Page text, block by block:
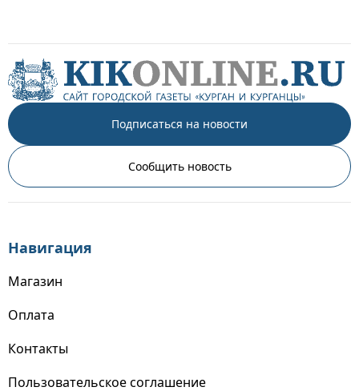
Подписаться на новости
Сообщить новость
Навигация
Магазин
Оплата
Контакты
Пользовательское соглашение